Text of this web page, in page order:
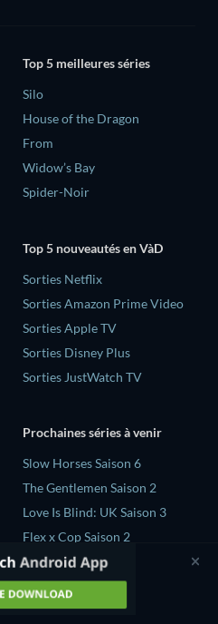
Top 5 meilleures séries
Silo
House of the Dragon
From
Widow’s Bay
Spider-Noir
Top 5 nouveautés en VàD
Sorties Netflix
Sorties Amazon Prime Video
Sorties Apple TV
Sorties Disney Plus
Sorties JustWatch TV
Prochaines séries à venir
Slow Horses Saison 6
The Gentlemen Saison 2
Love Is Blind: UK Saison 3
Flex x Cop Saison 2
The Chosen face à la nature
avec Bear Grylls Saison 1